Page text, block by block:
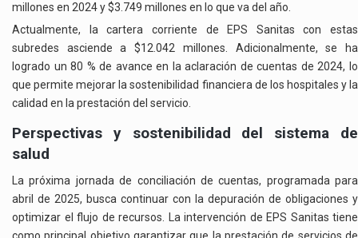
millones en 2024 y $3.749 millones en lo que va del año.
Actualmente, la cartera corriente de EPS Sanitas con estas
subredes asciende a $12.042 millones. Adicionalmente, se ha
logrado un 80 % de avance en la aclaración de cuentas de 2024, lo
que permite mejorar la sostenibilidad financiera de los hospitales y la
calidad en la prestación del servicio.
Perspectivas y sostenibilidad del sistema de
salud
La próxima jornada de conciliación de cuentas, programada para
abril de 2025, busca continuar con la depuración de obligaciones y
optimizar el flujo de recursos. La intervención de EPS Sanitas tiene